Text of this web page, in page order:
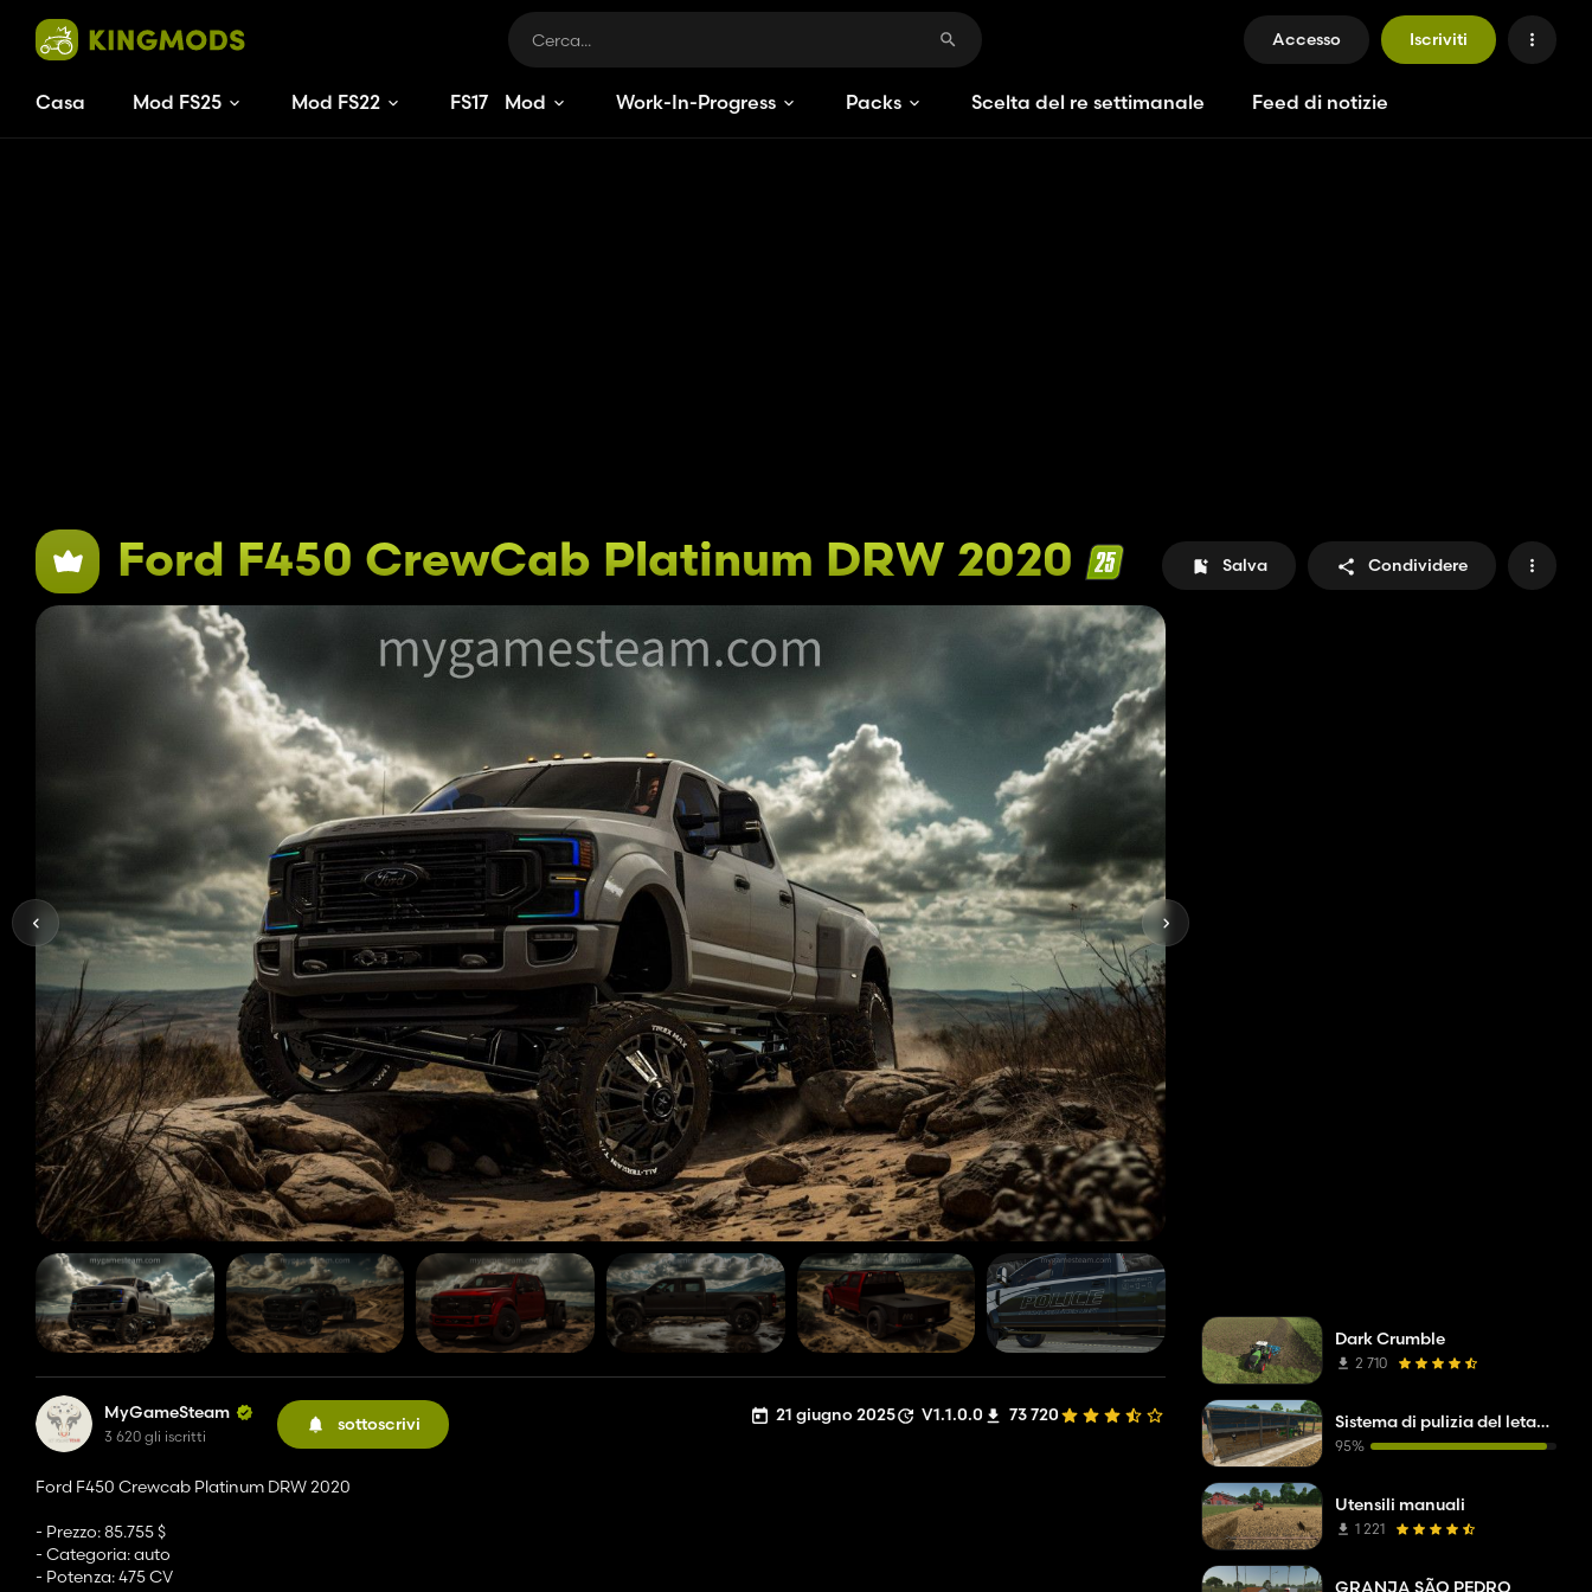
Accesso Iscriviti
Casa Mod FS25 Mod FS22 FS17 Mod Work-In-Progress Packs Scelta del re settimanale Feed di notizie
Ford F450 CrewCab Platinum DRW 2020 Salva Condividere
MyGameSteam
3 620 gli iscritti
sottoscrivi 21 giugno 2025 V1.1.0.0 73 720
Ford F450 Crewcab Platinum DRW 2020
- Prezzo: 85.755 $
- Categoria: auto
- Potenza: 475 CV
Dark Crumble
2 710
Sistema di pulizia del letame realistico
95%
Utensili manuali
1 221
GRANJA SÃO PEDRO